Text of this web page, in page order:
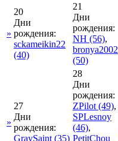
»
20
Дни
рождения:
sckameikin22
(40)
21
Дни
рождения:
NH (56),
bronya2002
(50)
»
27
Дни
рождения:
GraySaint (35)
28
Дни
рождения:
ZPilot (49),
SPLesnoy
(46),
PetitChou